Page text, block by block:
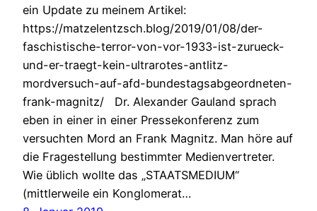
ein Update zu meinem Artikel:
https://matzelentzsch.blog/2019/01/08/der-
faschistische-terror-von-vor-1933-ist-zurueck-
und-er-traegt-kein-ultrarotes-antlitz-
mordversuch-auf-afd-bundestagsabgeordneten-
frank-magnitz/ Dr. Alexander Gauland sprach
eben in einer in einer Pressekonferenz zum
versuchten Mord an Frank Magnitz. Man höre auf
die Fragestellung bestimmter Medienvertreter.
Wie üblich wollte das „STAATSMEDIUM“
(mittlerweile ein Konglomerat…